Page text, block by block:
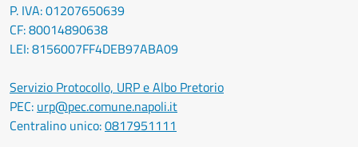
P. IVA: 01207650639
CF: 80014890638
LEI: 8156007FF4DEB97ABA09
Servizio Protocollo, URP e Albo Pretorio
PEC: urp@pec.comune.napoli.it
Centralino unico:0817951111